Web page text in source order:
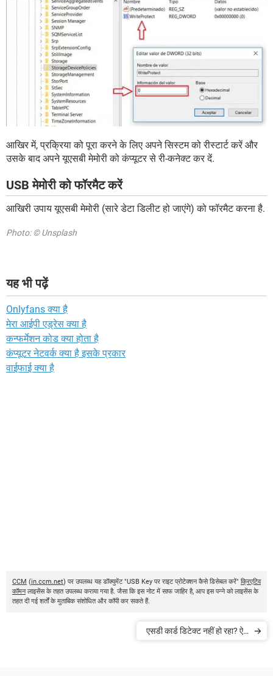
आखिर में, प्रक्रिया को पूरा करने के लिए अपने सिस्टम को रीस्टार्ट करें और
उसके बाद अपने यूएसबी मेमोरी को कंप्यूटर से री-कनेक्ट कर दें.
USB मेमोरी को फॉरमैट करें
आखिरी उपाय यूएसबी मेमोरी (सारे डेटा डिलीट हो जाएंगे) को फॉरमैट करना है.
Photo: © Unsplash
यह भी पढ़ें
Onlyfans क्या है
मेरा आईपी एड्रेस क्या है
कन्फर्मेशन कोड क्या होता है
कंप्यूटर नेटवर्क क्या है इसके प्रकार
वाईफाई क्या है
CCM (in.ccm.net) पर उपलब्ध यह डॉक्युमेंट "USB Key पर राइट प्रोटेक्शन कैसे डिसेबल करें" क्रिएटिव
कॉमनलाइसेंस के तहत उपलब्ध कराया गया है. जैसा कि इस नोट में साफ जाहिर है, आप इस पन्ने को लाइसेंस के
तहत दी गई शर्तों के मुताबिक संशोधित और कॉपी कर सकते हैं.
एसडी कार्ड डिटेक्ट नहीं हो रहा? ऐसे